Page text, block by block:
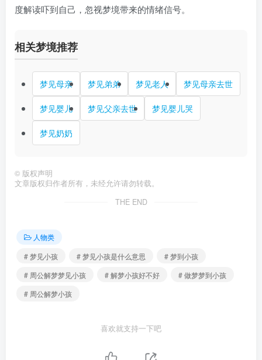
度解读吓到自己，忽视梦境带来的情绪信号。
相关梦境推荐
梦见母亲 梦见弟弟 梦见老人 梦见母亲去世
梦见婴儿 梦见父亲去世 梦见婴儿哭
梦见奶奶
© 版权声明
文章版权归作者所有，未经允许请勿转载。
THE END
人物类
# 梦见小孩
# 梦见小孩是什么意思
# 梦到小孩
# 周公解梦梦见小孩
# 解梦小孩好不好
# 做梦梦到小孩
# 周公解梦小孩
喜欢就支持一下吧